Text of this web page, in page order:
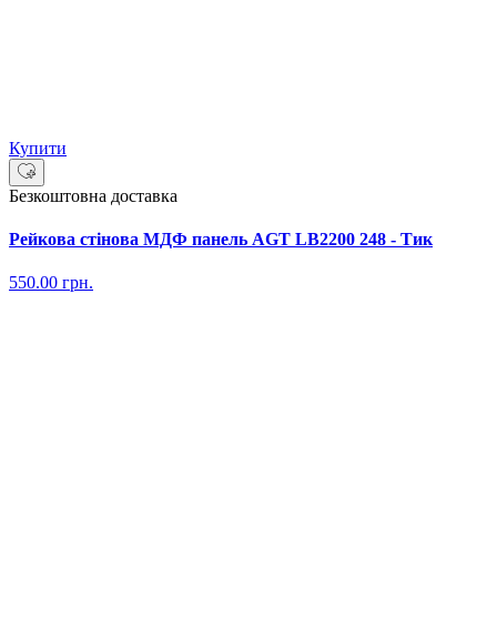
Купити
Безкоштовна доставка
Рейкова стінова МДФ панель AGT LB2200 248 - Тик
550.00 грн.